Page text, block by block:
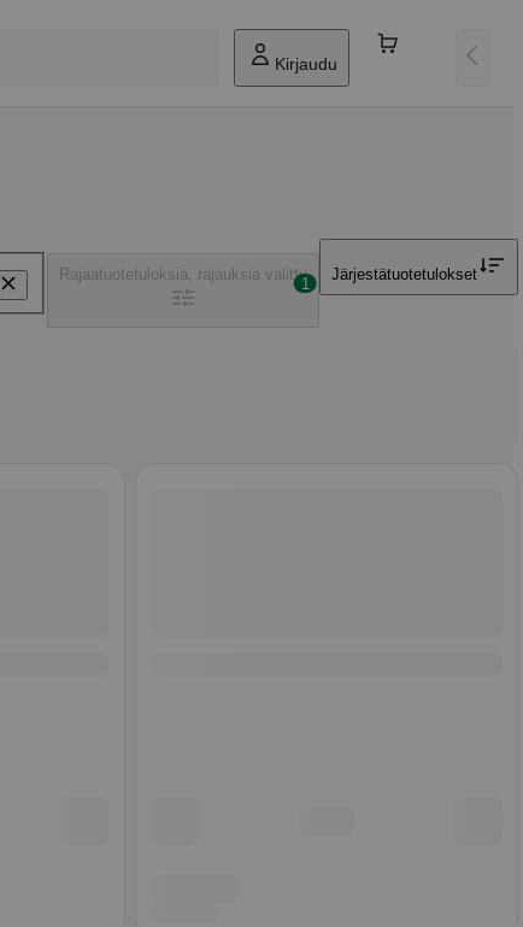
Kirjaudu
Rajaatuotetuloksia, rajauksia valittu
1
Järjestätuotetulokset